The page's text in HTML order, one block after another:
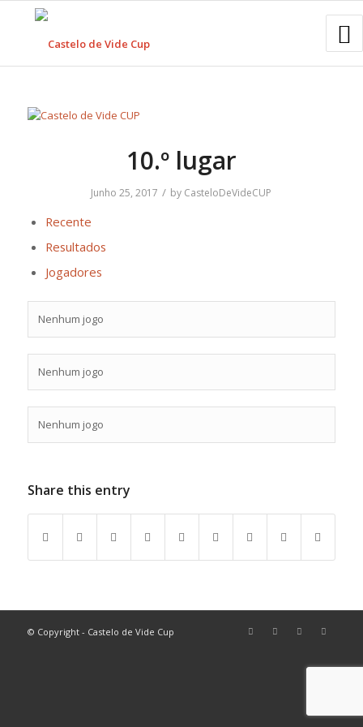
10.º lugar
Junho 25, 2017 / by CasteloDeVideCUP
Recente
Resultados
Jogadores
Nenhum jogo
Nenhum jogo
Nenhum jogo
Share this entry
© Copyright - Castelo de Vide Cup